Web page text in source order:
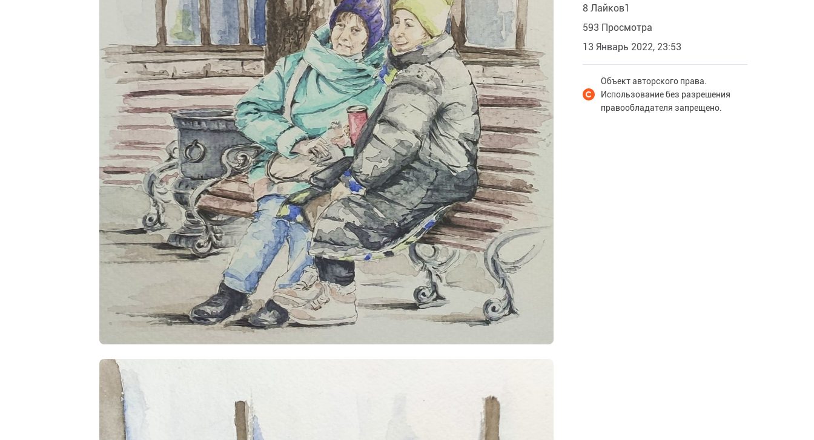
8 Лайков1
593 Просмотра
13 Январь 2022, 23:53
Объект авторского права.
Использование без разрешения
правообладателя запрещено.